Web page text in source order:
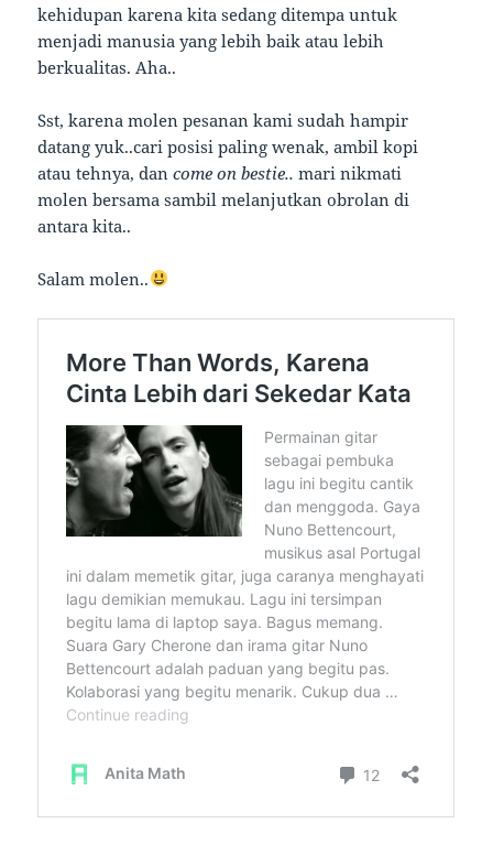
kehidupan karena kita sedang ditempa untuk
menjadi manusia yang lebih baik atau lebih
berkualitas. Aha..
Sst, karena molen pesanan kami sudah hampir
datang yuk..cari posisi paling wenak, ambil kopi
atau tehnya, dancome on bestie..mari nikmati
molen bersama sambil melanjutkan obrolan di
antara kita..
Salam molen..